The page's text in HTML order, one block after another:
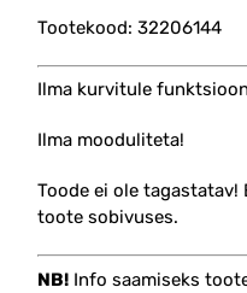
Tootekood: 32206144
Ilma kurvitule
Ilma mooduliteta!
Toode ei ole
toote sobivuses.
NB! Info saamiseks